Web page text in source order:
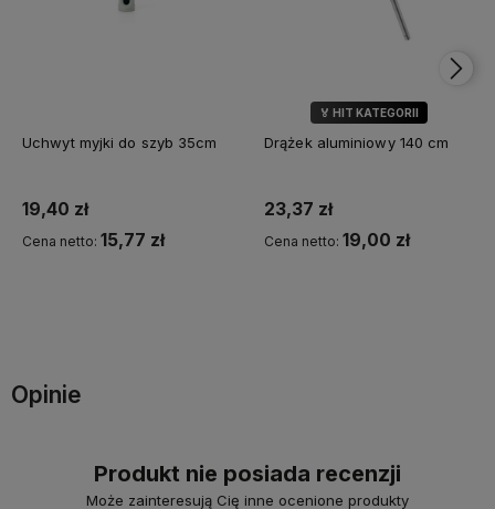
Uchwyt myjki do szyb 35cm
19,40 zł
Cena netto: 15,77 zł
🏅 HIT KATEGORII
Drążek aluminiowy 140 cm
23,37 zł
Cena netto: 19,00 zł
Opinie
Produkt nie posiada recenzji
Może zainteresują Cię inne ocenione produkty